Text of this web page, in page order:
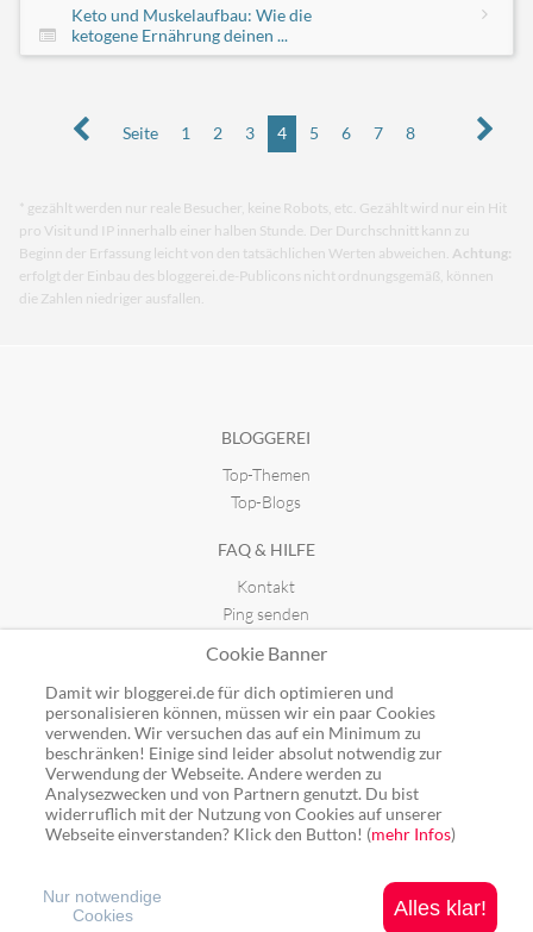
Keto und Muskelaufbau: Wie die
ketogene Ernährung deinen ...
Seite 1 2 3 4 5 6 7 8
* gezählt werden nur reale Besucher, keine Robots, etc. Gezählt wird nur ein Hit
pro Visit und IP innerhalb einer halben Stunde. Der Durchschnitt kann zu
Beginn der Erfassung leicht von den tatsächlichen Werten abweichen. Achtung:
erfolgt der Einbau des bloggerei.de-Publicons nicht ordnungsgemäß, können
die Zahlen niedriger ausfallen.
BLOGGEREI
Top-Themen
Top-Blogs
FAQ & HILFE
Kontakt
Ping senden
GUTSCHEINE
Top-Gutscheine
Alle Shops
Cookie Banner
Damit wir bloggerei.de für dich optimieren und
personalisieren können, müssen wir ein paar Cookies
verwenden. Wir versuchen das auf ein Minimum zu
beschränken! Einige sind leider absolut notwendig zur
Verwendung der Webseite. Andere werden zu
Analysezwecken und von Partnern genutzt. Du bist
widerruflich mit der Nutzung von Cookies auf unserer
Webseite einverstanden? Klick den Button! (mehr Infos)
Alles klar!
Nur notwendige
Cookies